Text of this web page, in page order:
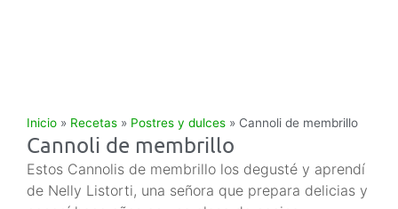
Inicio » Recetas » Postres y dulces » Cannoli de membrillo
Cannoli de membrillo
Estos Cannolis de membrillo los degusté y aprendí
de Nelly Listorti, una señora que prepara delicias y